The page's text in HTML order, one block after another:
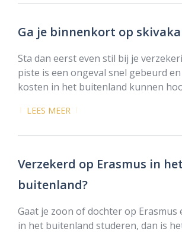
Ga je binnenkort op
Sta dan eerst even stil bij je
piste is een ongeval snel gebeurd
kosten in het buitenland kunnen
LEES MEER
Verzekerd op Erasmus in het
buitenland?
Gaat je zoon of dochter op Erasmus
in het buitenland studeren, dan is